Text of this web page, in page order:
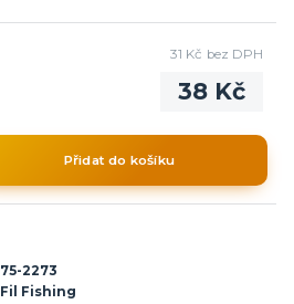
38 Kč
31 Kč bez DPH
Přidat do košíku
75-2273
Fil Fishing